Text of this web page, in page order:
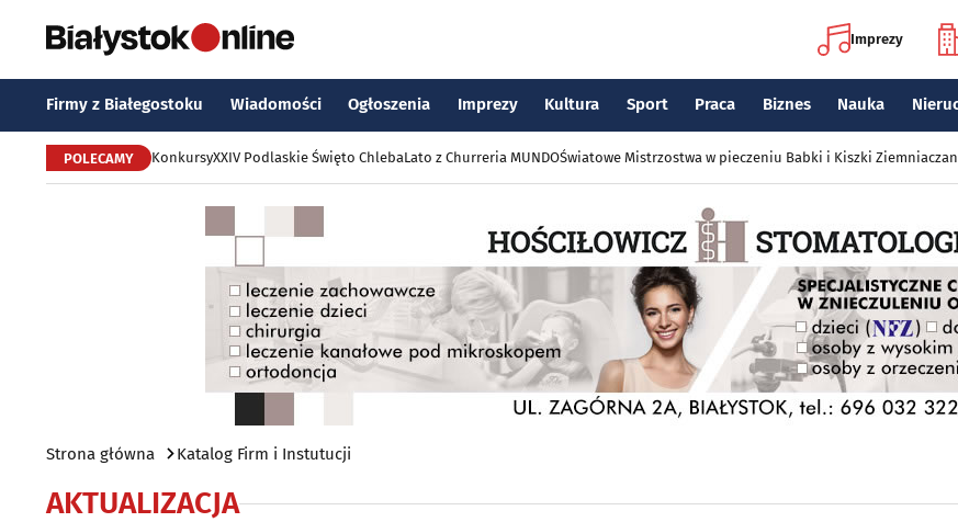
Imprezy
Firmy z Białegostoku Wiadomości Ogłoszenia Imprezy Kultura Sport Praca Biznes Nauka
POLECAMY KonkursyXXIV Podlaskie Święto ChlebaLato z Churreria MUNDOŚwiatowe Mistrzostwa w pieczeniu Babki i Kiszki
Strona główna Katalog Firm i Instutucji
AKTUALIZACJA